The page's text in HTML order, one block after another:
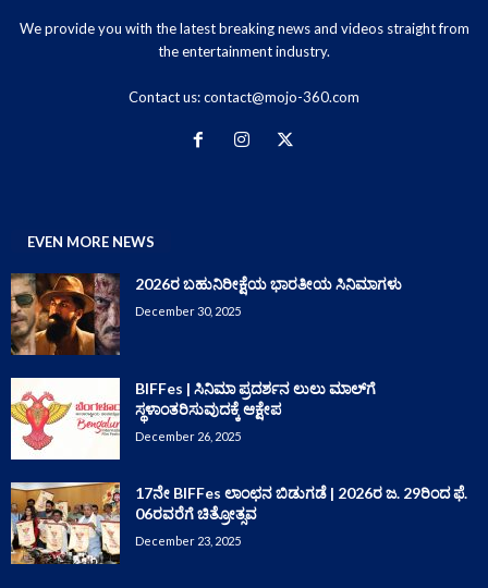
We provide you with the latest breaking news and videos straight from
the entertainment industry.
Contact us:contact@mojo-360.com
EVEN MORE NEWS
2026ರ ಬಹುನಿರೀಕ್ಷೆಯ ಭಾರತೀಯ ಸಿನಿಮಾಗಳು
December 30, 2025
BIFFes | ಸಿನಿಮಾ ಪ್ರದರ್ಶನ ಲುಲು ಮಾಲ್‌ಗೆ
ಸ್ಥಳಾಂತರಿಸುವುದಕ್ಕೆ ಆಕ್ಷೇಪ
December 26, 2025
17ನೇ BIFFes ಲಾಂಛನ ಬಿಡುಗಡೆ | 2026ರ ಜ. 29ರಿಂದ ಫೆ.
06ರವರೆಗೆ ಚಿತ್ರೋತ್ಸವ
December 23, 2025